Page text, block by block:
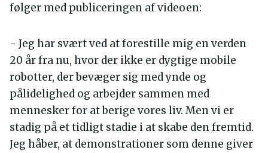
følger med publiceringen af videoen:
- Jeg har svært ved at forestille mig en verden
20 år fra nu, hvor der ikke er dygtige mobile
robotter, der bevæger sig med ynde og
pålidelighed og arbejder sammen med
mennesker for at berige vores liv. Men vi er
stadig på et tidligt stadie i at skabe den fremtid.
Jeg håber, at demonstrationer som denne giver